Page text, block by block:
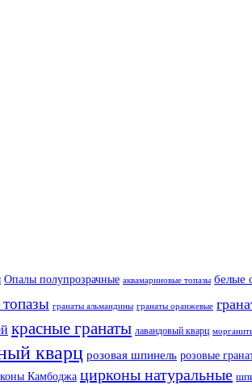
Опалы полупрозрачные аквамариновые топазы белые
гранаты альмандины гранаты оранжевые
красные гранаты лавандовый кварц
кварц розовая шпинель розовые
Камбоджа цирконы натуральные